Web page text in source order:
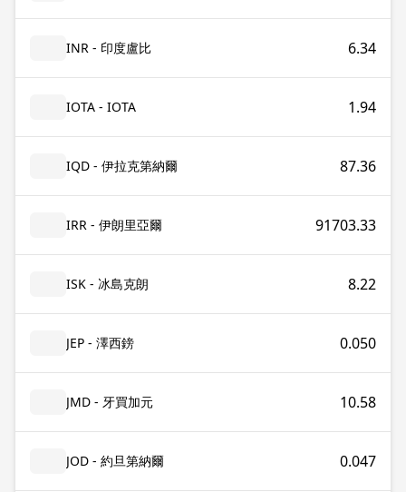
INR - 印度盧比 6.34
IOTA - IOTA 1.94
IQD - 伊拉克第納爾 87.36
IRR - 伊朗里亞爾 91703.33
ISK - 冰島克朗 8.22
JEP - 澤西鎊 0.050
JMD - 牙買加元 10.58
JOD - 約旦第納爾 0.047